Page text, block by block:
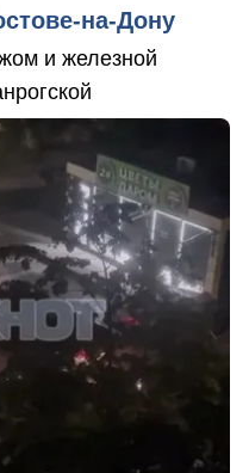
на-Дону
и железной